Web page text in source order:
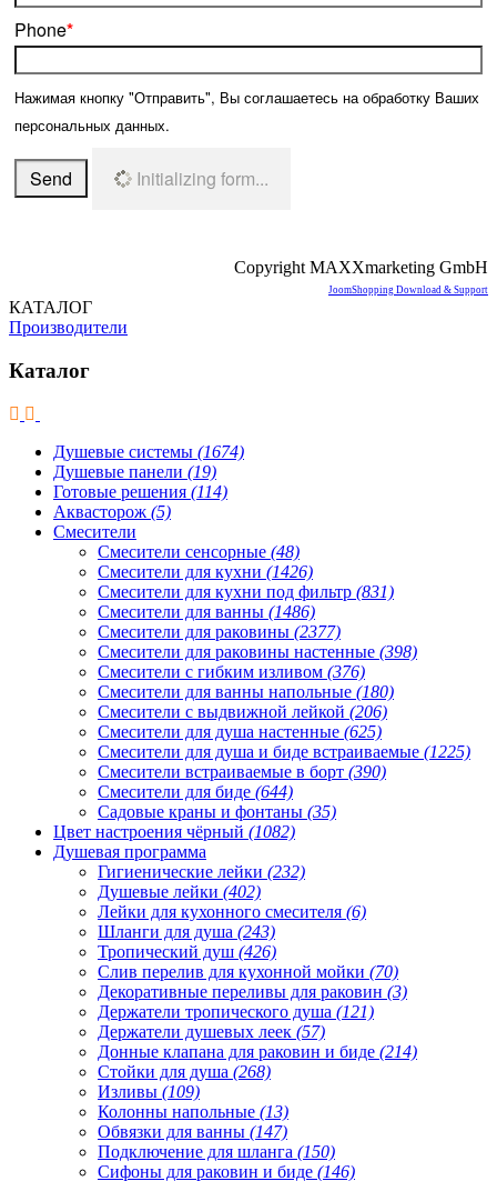
Phone*
Нажимая кнопку "Отправить", Вы соглашаетесь на обработку Ваших
персональных данных.
Send Initializing form...
Copyright MAXXmarketing GmbH
JoomShopping Download & Support
КАТАЛОГ
Производители
Каталог
Душевые системы (1674)
Душевые панели (19)
Готовые решения (114)
Аквасторож (5)
Смесители
Смесители сенсорные (48)
Смесители для кухни (1426)
Смесители для кухни под фильтр (831)
Смесители для ванны (1486)
Смесители для раковины (2377)
Смесители для раковины настенные (398)
Смесители с гибким изливом (376)
Смесители для ванны напольные (180)
Смесители с выдвижной лейкой (206)
Смесители для душа настенные (625)
Смесители для душа и биде встраиваемые (1225)
Смесители встраиваемые в борт (390)
Смесители для биде (644)
Садовые краны и фонтаны (35)
Цвет настроения чёрный (1082)
Душевая программа
Гигиенические лейки (232)
Душевые лейки (402)
Лейки для кухонного смесителя (6)
Шланги для душа (243)
Тропический душ (426)
Слив перелив для кухонной мойки (70)
Декоративные переливы для раковин (3)
Держатели тропического душа (121)
Держатели душевых леек (57)
Донные клапана для раковин и биде (214)
Стойки для душа (268)
Изливы (109)
Колонны напольные (13)
Обвязки для ванны (147)
Подключение для шланга (150)
Сифоны для раковин и биде (146)